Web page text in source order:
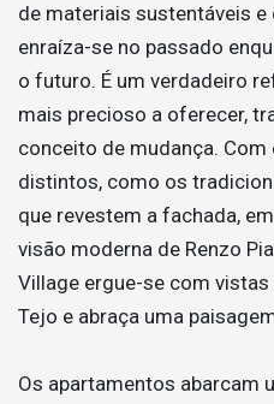
de materiais sustentáveis
enraíza-se no passado
o futuro. É um verdadeiro
mais precioso a oferecer,
conceito de mudança.
distintos, como os
que revestem a fachada,
visão moderna de Renzo
Village ergue-se com
Tejo e abraça uma
Os apartamentos abarcam